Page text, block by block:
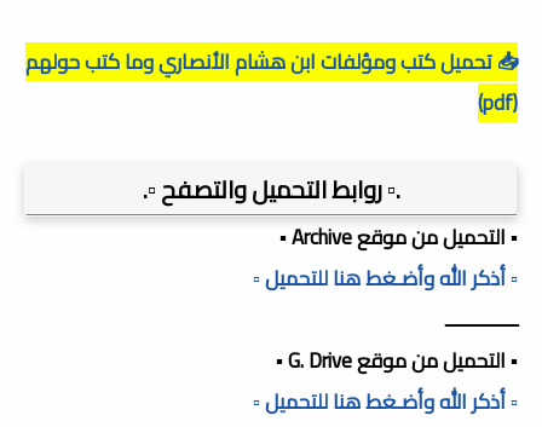
📥 تحميل كتب ومؤلفات ابن هشام الأنصاري وما كتب حولهم
(pdf)
.▫️ روابط التحميل والتصفح ▫️.
▪️ التحميل من موقع Archive ▪️
▫️ أذكر الله وأضـغط هنا للتحميل ▫️
ـــــــــــــــ
▪️ التحميل من موقع G. Drive ▪️
▫️ أذكر الله وأضـغط هنا للتحميل ▫️